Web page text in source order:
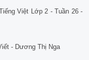
Việt Lớp 2 - Tuần 26 -
- Dương Thị Nga